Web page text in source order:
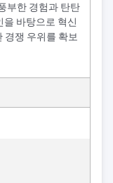
부한 경험과 탄탄
을 바탕으로 혁신
경쟁 우위를 확보